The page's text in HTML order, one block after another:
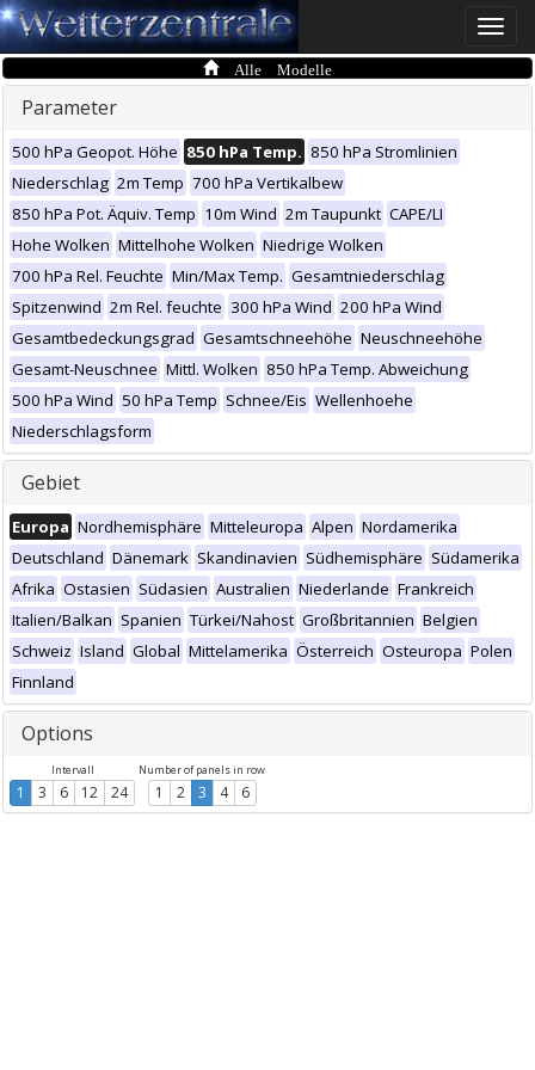
Toggle
Alle Modelle
Parameter
500 hPa Geopot. Höhe 850 hPa Temp. 850 hPa Stromlinien
Niederschlag 2m Temp 700 hPa Vertikalbew
850 hPa Pot. Äquiv. Temp 10m Wind 2m Taupunkt CAPE/LI
Hohe Wolken Mittelhohe Wolken Niedrige Wolken
700 hPa Rel. Feuchte Min/Max Temp. Gesamtniederschlag
Spitzenwind 2m Rel. feuchte 300 hPa Wind 200 hPa Wind
Gesamtbedeckungsgrad Gesamtschneehöhe Neuschneehöhe
Gesamt-Neuschnee Mittl. Wolken 850 hPa Temp. Abweichung
500 hPa Wind 50 hPa Temp Schnee/Eis Wellenhoehe
Niederschlagsform
Gebiet
Europa Nordhemisphäre Mitteleuropa Alpen Nordamerika
Deutschland Dänemark Skandinavien Südhemisphäre Südamerika
Afrika Ostasien Südasien Australien Niederlande Frankreich
Italien/Balkan Spanien Türkei/Nahost Großbritannien Belgien
Schweiz Island Global Mittelamerika Österreich Osteuropa Polen
Finnland
Options
Intervall
1 3 6 12 24
Number of panels in row
1 2 3 4 6